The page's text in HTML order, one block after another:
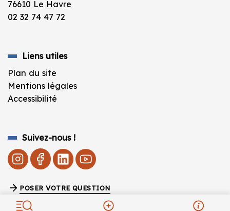
Fermeture estivale de la BU vendredi 10 juillet à
76610 Le Havre
02 32 74 47 72
Liens utiles
Plan du site
Mentions légales
Accessibilité
Suivez-nous !
POSER VOTRE QUESTION